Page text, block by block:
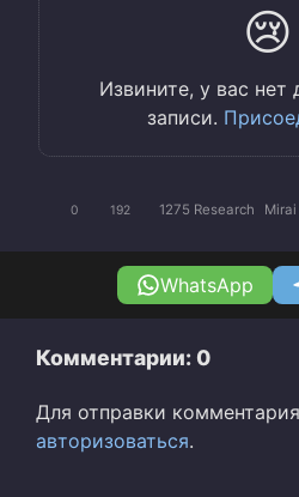
😢
Извините, у вас нет
записи.
0 192 1275 Research Mirai
WhatsApp
Комментарии: 0
Для отправки
авторизоваться.